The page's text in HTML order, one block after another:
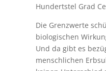
Hundertstel Grad
Die Grenzwerte
biologischen
Und da gibt es
menschlichen